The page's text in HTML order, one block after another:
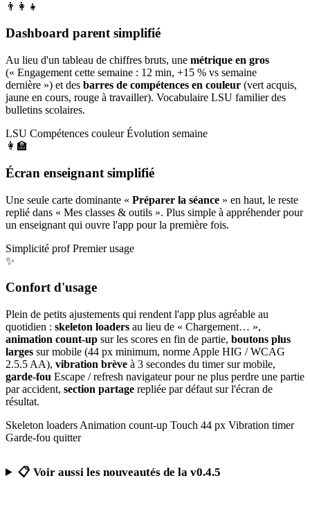
👨‍👩‍👧
Dashboard parent simplifié
Au lieu d'un tableau de chiffres bruts, une métrique en gros
(« Engagement cette semaine : 12 min, +15 % vs semaine
dernière ») et des barres de compétences en couleur (vert acquis,
jaune en cours, rouge à travailler). Vocabulaire LSU familier des
bulletins scolaires.
LSU Compétences couleur Évolution semaine
👩‍🏫
Écran enseignant simplifié
Une seule carte dominante « Préparer la séance » en haut, le reste
replié dans « Mes classes & outils ». Plus simple à appréhender pour
un enseignant qui ouvre l'app pour la première fois.
Simplicité prof Premier usage
✨
Confort d'usage
Plein de petits ajustements qui rendent l'app plus agréable au
quotidien : skeleton loaders au lieu de « Chargement… »,
animation count-up sur les scores en fin de partie, boutons plus
larges sur mobile (44 px minimum, norme Apple HIG / WCAG
2.5.5 AA), vibration brève à 3 secondes du timer sur mobile,
garde-fou Escape / refresh navigateur pour ne plus perdre une partie
par accident, section partage repliée par défaut sur l'écran de
résultat.
Skeleton loaders Animation count-up Touch 44 px Vibration timer
Garde-fou quitter
📋 Voir aussi les nouveautés de la v0.4.5